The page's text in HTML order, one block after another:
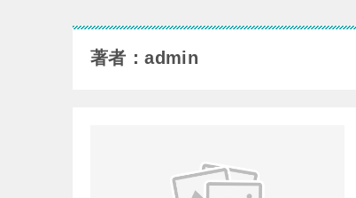
著者：admin